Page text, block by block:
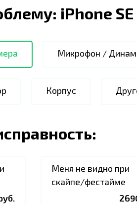
iPhone
Микрофон /
Корпус
Меня не видно при
скайпе/фестайме